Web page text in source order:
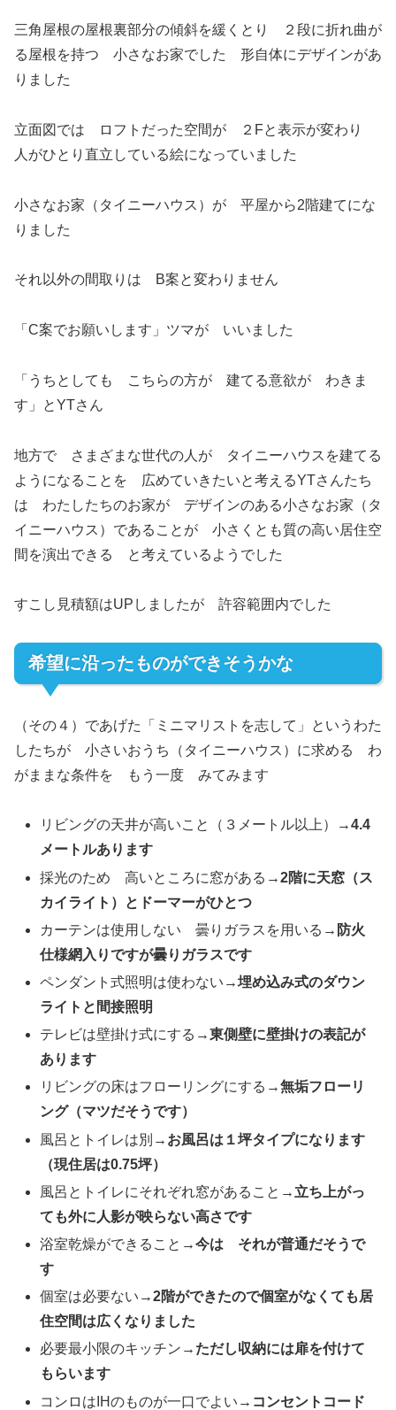
三角屋根の屋根裏部分の傾斜を緩くとり ２段に折れ曲が
る屋根を持つ 小さなお家でした 形自体にデザインがあ
りました
立面図では ロフトだった空間が ２Fと表示が変わり
人がひとり直立している絵になっていました
小さなお家（タイニーハウス）が 平屋から2階建てにな
りました
それ以外の間取りは B案と変わりません
「C案でお願いします」ツマが いいました
「うちとしても こちらの方が 建てる意欲が わきま
す」とYTさん
地方で さまざまな世代の人が タイニーハウスを建てる
ようになることを 広めていきたいと考えるYTさんたち
は わたしたちのお家が デザインのある小さなお家（タ
イニーハウス）であることが 小さくとも質の高い居住空
間を演出できる と考えているようでした
すこし見積額はUPしましたが 許容範囲内でした
希望に沿ったものができそうかな
（その４）であげた「ミニマリストを志して」というわた
したちが 小さいおうち（タイニーハウス）に求める わ
がままな条件を もう一度 みてみます
リビングの天井が高いこと（３メートル以上）
→4.4
メートルあります
採光のため 高いところに窓がある →2階に天窓（ス
カイライト）とドーマーがひとつ
カーテンは使用しない 曇りガラスを用いる →防火
仕様網入りですが曇りガラスです
ペンダント式照明は使わない →埋め込み式のダウン
ライトと間接照明
テレビは壁掛け式にする →東側壁に壁掛けの表記が
あります
リビングの床はフローリングにする →無垢フローリ
ング（マツだそうです）
風呂とトイレは別 →お風呂は１坪タイプになります
（現住居は0.75坪）
風呂とトイレにそれぞれ窓があること →立ち上がっ
ても外に人影が映らない高さです
浴室乾燥ができること →今は それが普通だそうで
す
個室は必要ない →2階ができたので個室がなくても居
住空間は広くなりました
必要最小限のキッチン →ただし収納には扉を付けて
もらいます
コンロはIHのものが一口でよい →コンセントコード